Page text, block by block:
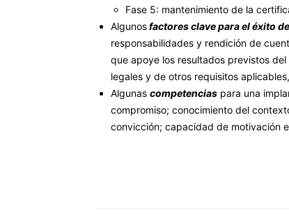
Fase 5: mantenimiento de la
Algunosfactores clave para el éxito
responsabilidades y rendición de
que apoye los resultados previstos
legales y de otros requisitos
Algunas competencias para una
compromiso; conocimiento del
convicción; capacidad de motivación